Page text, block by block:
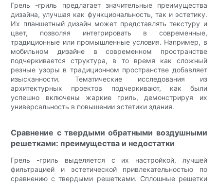
Грель -гриль предлагает значительные преимущества
дизайна, улучшая как функциональность, так и эстетику.
Их планшетный дизайн может представлять текстуру и
цвет, позволяя интегрировать в современные,
традиционные или промышленные условия. Например, в
мобильном дизайне в современном пространстве
подчеркивается структура, в то время как сложный
резные узоры в традиционном пространстве добавляет
изысканности. Тематические исследования из
архитектурных проектов подчеркивают, как были
успешно включены жаркие гриль, демонстрируя их
универсальность в повышении эстетики здания.
Сравнение с твердыми обратными воздушными
решетками: преимущества и недостатки
Грель -гриль выделяется с их настройкой, лучшей
фильтрацией и эстетической привлекательностью по
сравнению с твердыми решетками. Сплошные решетки